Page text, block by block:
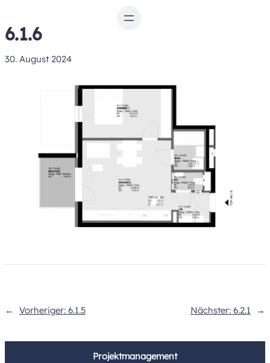
Inhalt
springen
6.1.6
30. August 2024
← Vorheriger: 6.1.5 Nächster: 6.2.1 →
Projektmanagement